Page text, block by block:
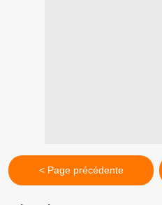
< Page précédente